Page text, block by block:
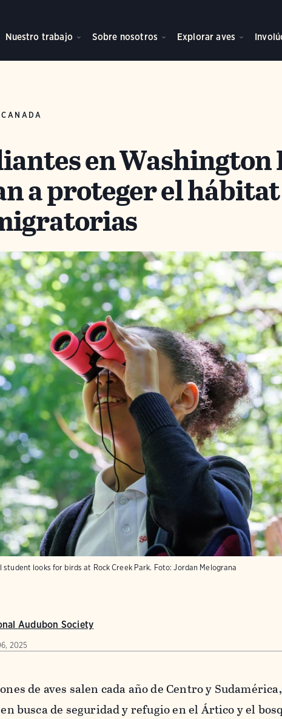
Nuestro trabajo Sobre nosotros Explorar aves
CANADA
en Washington
a proteger el
student looks for birds at Rock Creek Park. Foto: Jordan Melograna
Audubon Society
2025
de aves salen cada año de Centro y
busca de seguridad y refugio en el Ártico y el